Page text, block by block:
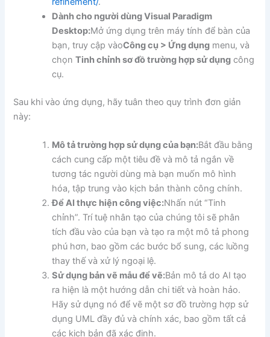
Dành cho người dùng Visual Paradigm
Desktop:Mở ứng dụng trên máy tính để bàn của
bạn, truy cập vàoCông cụ > Ứng dụng menu, và
chọnTinh chỉnh sơ đồ trường hợp sử dụng công
cụ.
Sau khi vào ứng dụng, hãy tuân theo quy trình đơn giản
này:
Mô tả trường hợp sử dụng của bạn:Bắt đầu bằng
cách cung cấp một tiêu đề và mô tả ngắn về
tương tác người dùng mà bạn muốn mô hình
hóa, tập trung vào kịch bản thành công chính.
Để AI thực hiện công việc:Nhấn nút “Tinh
chỉnh”. Trí tuệ nhân tạo của chúng tôi sẽ phân
tích đầu vào của bạn và tạo ra một mô tả phong
phú hơn, bao gồm các bước bổ sung, các luồng
thay thế và xử lý ngoại lệ.
Sử dụng bản vẽ mẫu để vẽ:Bản mô tả do AI tạo
ra hiện là một hướng dẫn chi tiết và hoàn hảo.
Hãy sử dụng nó để vẽ một sơ đồ trường hợp sử
dụng UML đầy đủ và chính xác, bao gồm tất cả
các kịch bản đã xác định.